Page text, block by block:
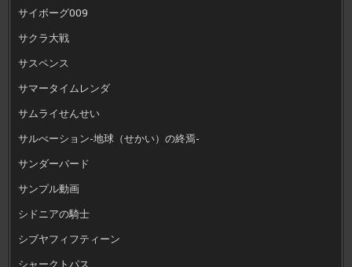
サイボーグ009
サクラ大戦
サスペンス
サマータイムレンダ
サムライせんせい
サルべーション-地球（せかい）の終焉-
サンダーバード
サンプル動画
シドニアの騎士
シブヤフィフティーン
シャークトパス